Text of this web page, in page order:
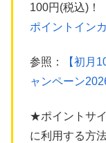
100円(税込)！
ポイントイン
参照：
【初月
ャンペーン
★ポイントサ
に利用する方